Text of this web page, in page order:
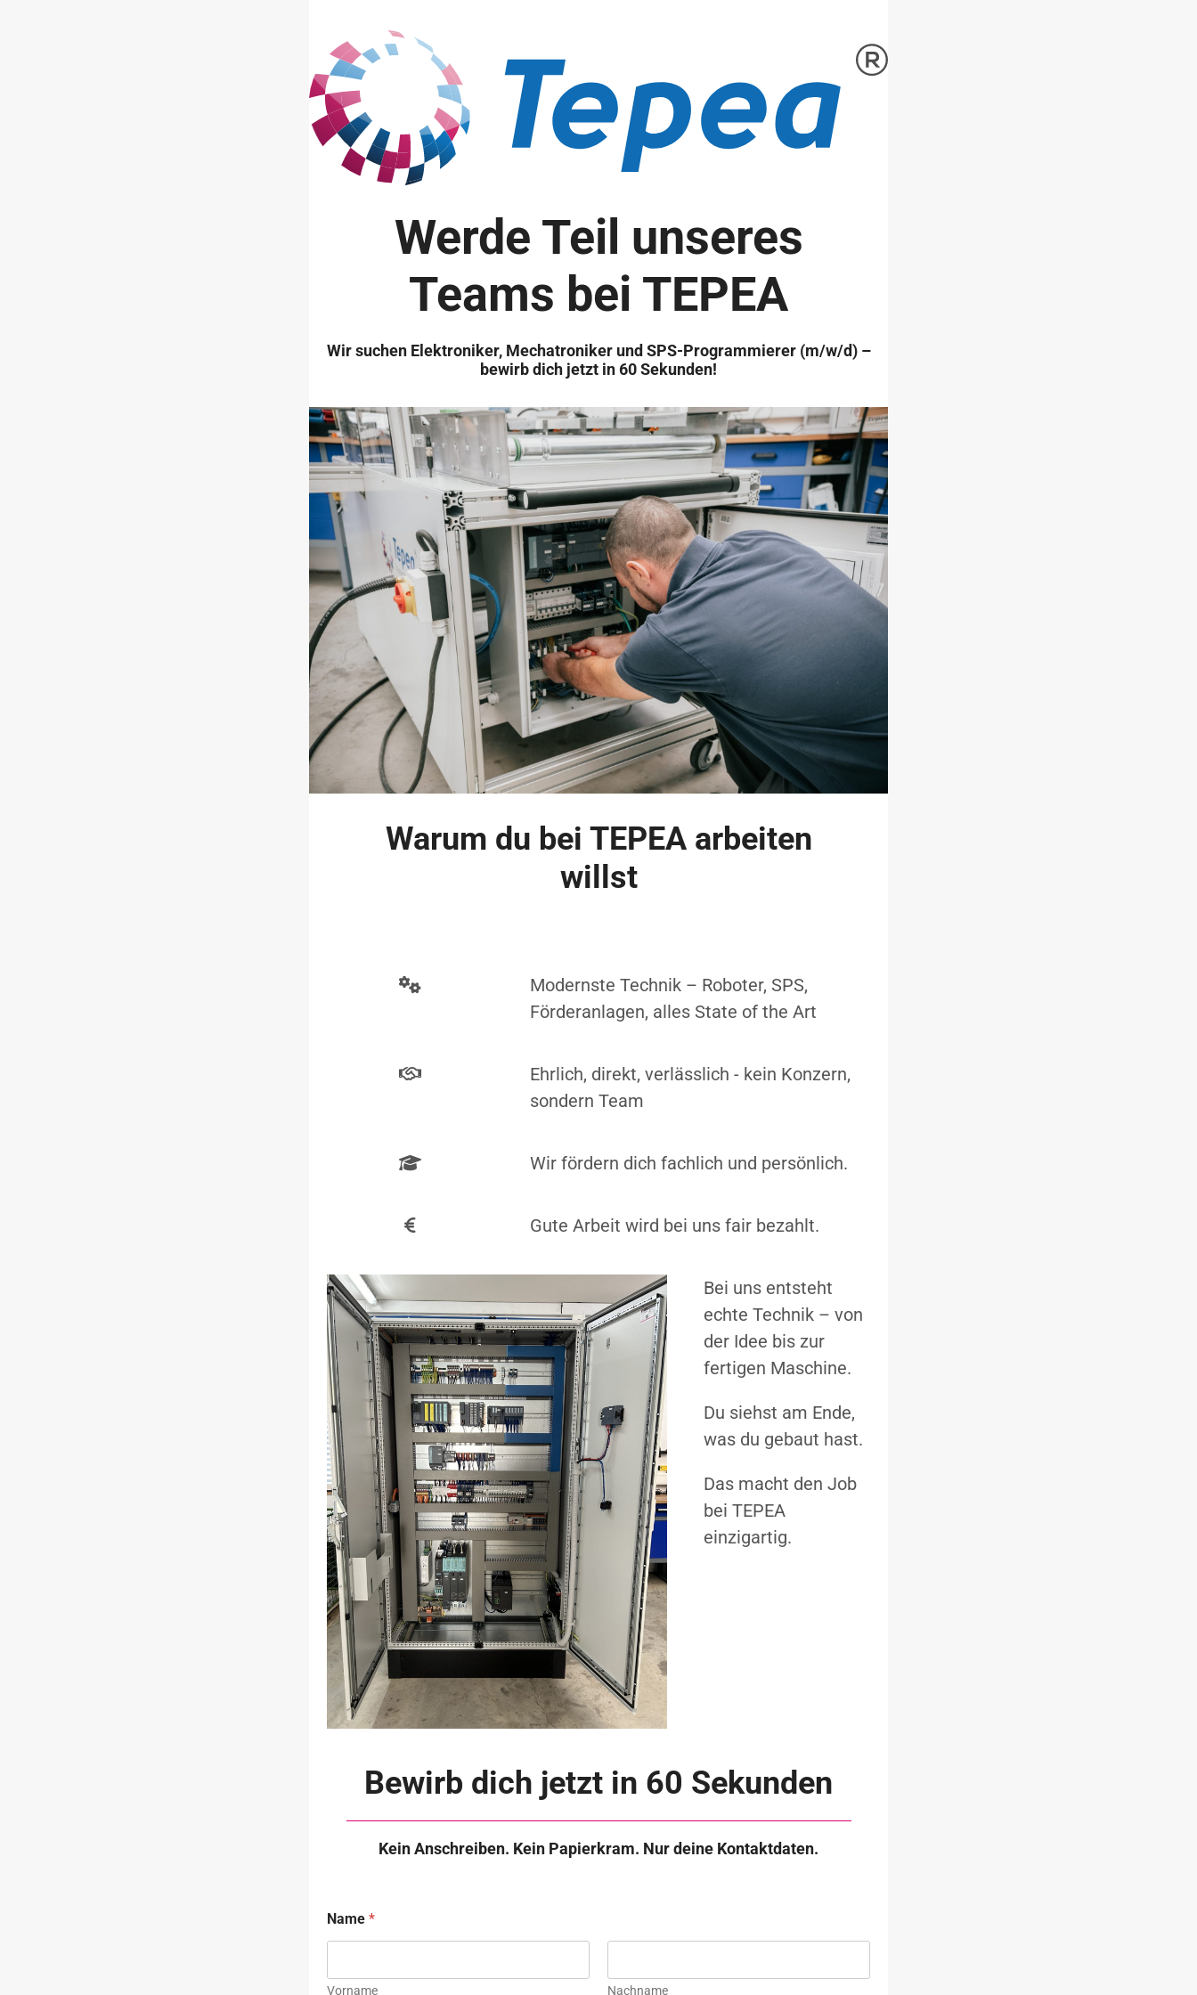
Werde Teil unseres
Teams bei TEPEA
Wir suchen Elektroniker, Mechatroniker und SPS-Programmierer (m/w/d) –
bewirb dich jetzt in 60 Sekunden!
Warum du bei TEPEA arbeiten
willst
Modernste Technik – Roboter, SPS,
Förderanlagen, alles State of the Art
Ehrlich, direkt, verlässlich - kein Konzern,
sondern Team
Wir fördern dich fachlich und persönlich.
Gute Arbeit wird bei uns fair bezahlt.
Bei uns entsteht
echte Technik – von
der Idee bis zur
fertigen Maschine.
Du siehst am Ende,
was du gebaut hast.
Das macht den Job
bei TEPEA
einzigartig.
Bewirb dich jetzt in 60 Sekunden
Kein Anschreiben. Kein Papierkram. Nur deine Kontaktdaten.
-
M
l
Name *
Vorname Nachname